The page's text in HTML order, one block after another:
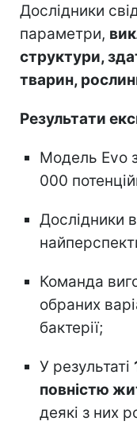
Дослідники
параметри,
структури,
тварин,
Результати
Модель Evo
000
Дослідники
Команда
обраних
бактерії;
У результаті
повністю
деякі з них